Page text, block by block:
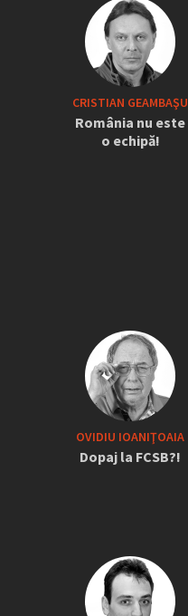
CRISTIAN GEAMBAŞU
România nu este
o echipă!
OVIDIU IOANIŢOAIA
Dopaj la FCSB?!